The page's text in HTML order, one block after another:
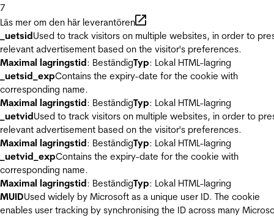
7
Läs mer om den här leverantören
_uetsidUsed to track visitors on multiple websites, in order to
relevant advertisement based on the visitor's preferences.
Maximal lagringstid: BeständigTyp: Lokal HTML-lagring
_uetsid_expContains the expiry-date for the cookie with
corresponding name.
Maximal lagringstid: BeständigTyp: Lokal HTML-lagring
_uetvidUsed to track visitors on multiple websites, in order to
relevant advertisement based on the visitor's preferences.
Maximal lagringstid: BeständigTyp: Lokal HTML-lagring
_uetvid_expContains the expiry-date for the cookie with
corresponding name.
Maximal lagringstid: BeständigTyp: Lokal HTML-lagring
MUIDUsed widely by Microsoft as a unique user ID. The cookie
enables user tracking by synchronising the ID across many